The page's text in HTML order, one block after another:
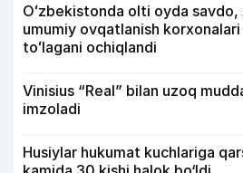
Oʻzbekistonda olti oyda savdo,
umumiy ovqatlanish
toʻlagani ochiqlandi
Vinisius “Real” bilan uzoq
imzoladi
Husiylar hukumat kuchlariga